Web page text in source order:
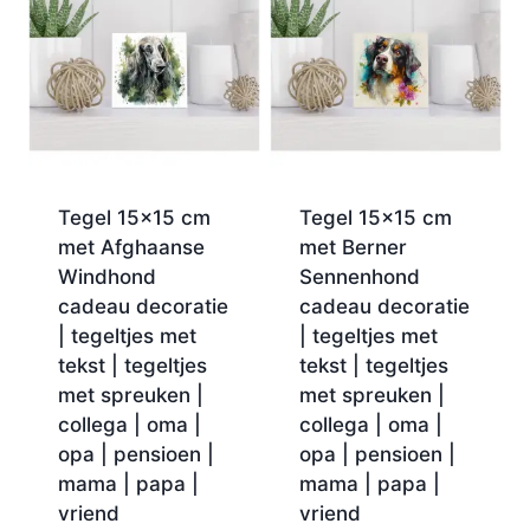
Tegel 15×15 cm
met Afghaanse
Windhond
cadeau decoratie
| tegeltjes met
tekst | tegeltjes
met spreuken |
collega | oma |
opa | pensioen |
mama | papa |
vriend
Tegel 15×15 cm
met Berner
Sennenhond
cadeau decoratie
| tegeltjes met
tekst | tegeltjes
met spreuken |
collega | oma |
opa | pensioen |
mama | papa |
vriend